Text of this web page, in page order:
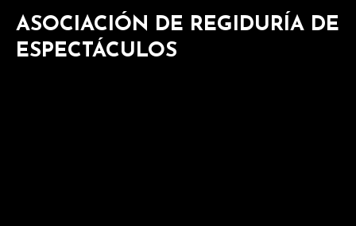
ASOCIACIÓN DE REGIDURÍA DE
ESPECTÁCULOS